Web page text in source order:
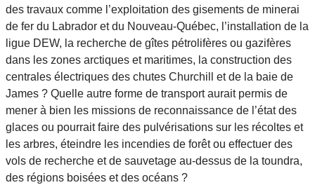
des travaux comme l’exploitation des gisements de minerai
de fer du Labrador et du Nouveau-Québec, l’installation de la
ligue DEW, la recherche de gîtes pétrolifères ou gazifères
dans les zones arctiques et maritimes, la construction des
centrales électriques des chutes Churchill et de la baie de
James ? Quelle autre forme de transport aurait permis de
mener à bien les missions de reconnaissance de l’état des
glaces ou pourrait faire des pulvérisations sur les récoltes et
les arbres, éteindre les incendies de forêt ou effectuer des
vols de recherche et de sauvetage au-dessus de la toundra,
des régions boisées et des océans ?